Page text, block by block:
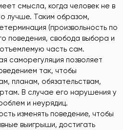
смысла, когда человек не в
лучше. Таким образом,
(произвольность по
поведения, свобода выбора и
часть сам.
саморегуляция позволяет
так, чтобы
планам, обязательствам,
В случае его нарушения у
и неурядиц.
изменять поведение, чтобы
выигрыши, достигать